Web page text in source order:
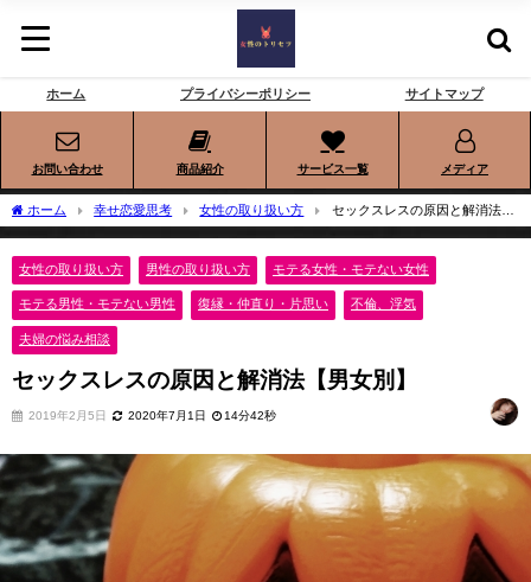
ホーム プライバシーポリシー サイトマップ
お問い合わせ 商品紹介 サービス一覧 メディア
ホーム 幸せ恋愛思考 女性の取り扱い方
セックスレスの原因と解消法
【男女別】
女性の取り扱い方 男性の取り扱い方 モテる女性・モテない女性
モテる男性・モテない男性 復縁・仲直り・片思い 不倫、浮気
夫婦の悩み相談
セックスレスの原因と解消法【男女別】
2019年2月5日 2020年7月1日 14分42秒